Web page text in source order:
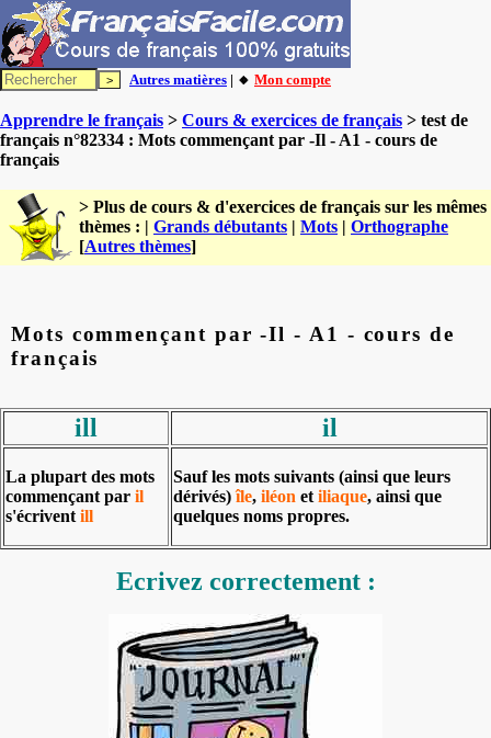
Autres matières | 🔸 Mon compte
Apprendre le français > Cours & exercices de français > test de
français n°82334 : Mots commençant par -Il - A1 - cours de
français
> Plus de cours & d'exercices de français sur les mêmes
thèmes : | Grands débutants | Mots | Orthographe
[Autres thèmes]
Mots commençant par -Il - A1 - cours de
français
ill il
La plupart des mots
commençant par il
s'écrivent ill
Sauf les mots suivants (ainsi que leurs
dérivés)île, iléon et iliaque, ainsi que
quelques noms propres.
Ecrivez correctement :